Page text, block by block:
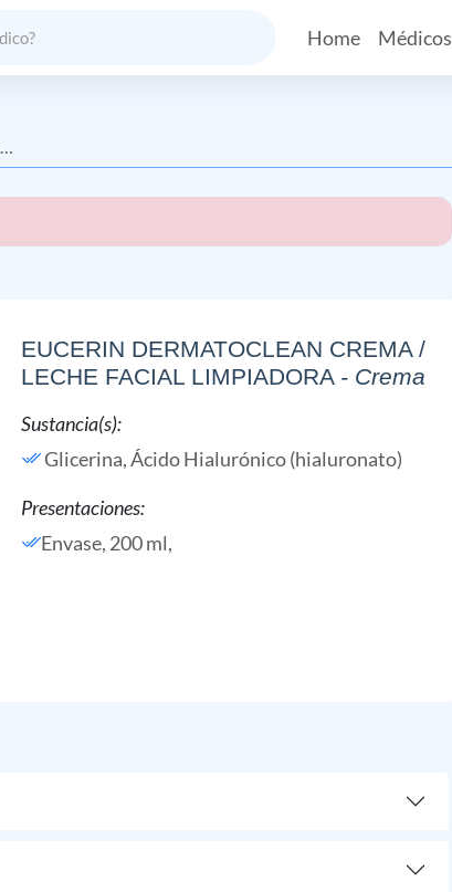
Home Médicos
EUCERIN DERMATOCLEAN CREMA /
LECHE FACIAL LIMPIADORA - Crema
Sustancia(s):
Glicerina,Ácido Hialurónico (hialuronato)
Presentaciones:
Envase, 200 ml,